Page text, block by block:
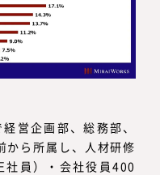
営企画部、総務部、
から所属し、人材研修
社員）・会社役員400